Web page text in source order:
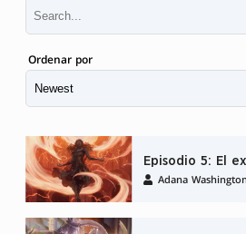
Ordenar por
Episodio 5: El
Adana